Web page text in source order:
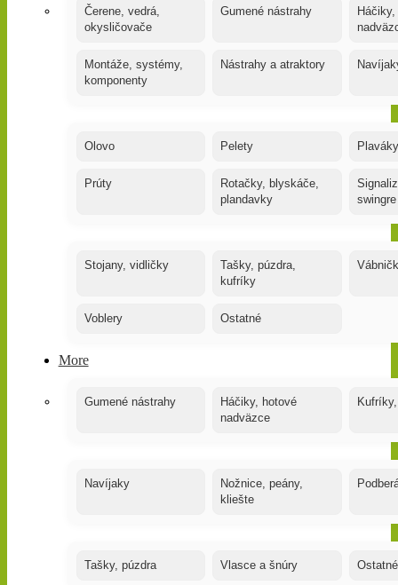
Čerene, vedrá,
okysličovače
Gumené nástrahy
Montáže, systémy,
komponenty
Nástrahy a atraktory
Olovo Pelety
Prúty
Rotačky, blyskáče,
plandavky
swingre
Stojany, vidličky
Tašky, púzdra,
kufríky
Voblery Ostatné
More
Gumené nástrahy
Háčiky, hotové
nadväzce
Navíjaky
Nožnice, peány,
kliešte
Tašky, púzdra Vlasce a šnúry Ostatné